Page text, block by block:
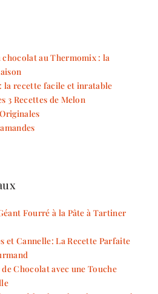
chocolat au Thermomix : la
la recette facile et inratable
3 Recettes de Melon
Fourré à la Pâte à Tartiner
et Cannelle: La Recette Parfaite
Chocolat avec une Touche